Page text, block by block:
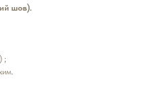
шов).
;